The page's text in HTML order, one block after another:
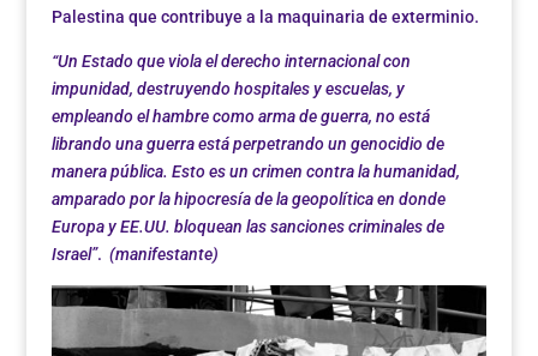
Palestina que contribuye a la maquinaria de exterminio.
“Un Estado que viola el derecho internacional con
impunidad, destruyendo hospitales y escuelas, y
empleando el hambre como arma de guerra, no está
librando una guerra está perpetrando un genocidio de
manera pública. Esto es un crimen contra la humanidad,
amparado por la hipocresía de la geopolítica en donde
Europa y EE.UU. bloquean las sanciones criminales de
Israel”. (manifestante)